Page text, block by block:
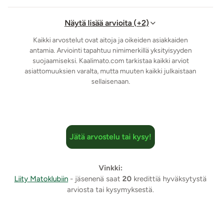
Näytä lisää arvioita (+2)
Kaikki arvostelut ovat aitoja ja oikeiden asiakkaiden
antamia. Arviointi tapahtuu nimimerkillä yksityisyyden
suojaamiseksi. Kaalimato.com tarkistaa kaikki arviot
asiattomuuksien varalta, mutta muuten kaikki julkaistaan
sellaisenaan.
Jätä arvostelu tai kysy!
Vinkki:
Liity Matoklubiin - jäsenenä saat 20 kredittiä hyväksytystä
arviosta tai kysymyksestä.